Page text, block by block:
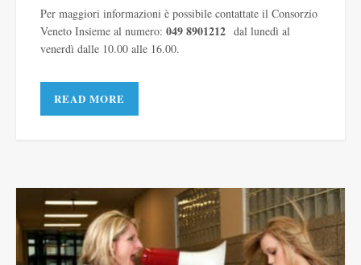
Per maggiori informazioni è possibile contattate il Consorzio
Veneto Insieme al numero: 049 8901212 dal lunedì al
venerdì dalle 10.00 alle 16.00.
READ MORE